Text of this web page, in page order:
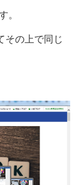
その上で同じ